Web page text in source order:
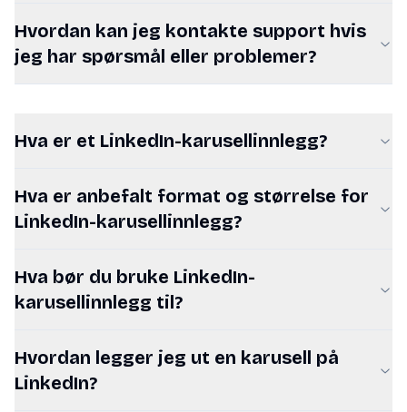
Hvordan kan jeg kontakte support hvis
jeg har spørsmål eller problemer?
Hva er et LinkedIn-karusellinnlegg?
Hva er anbefalt format og størrelse for
LinkedIn-karusellinnlegg?
Hva bør du bruke LinkedIn-
karusellinnlegg til?
Hvordan legger jeg ut en karusell på
LinkedIn?